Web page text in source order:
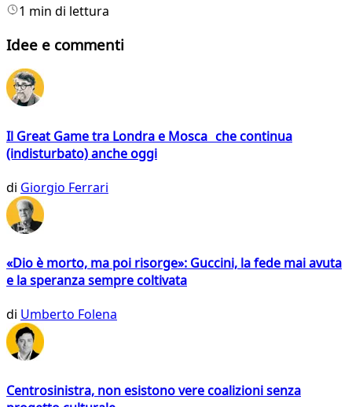
1 min di lettura
Idee e commenti
Il Great Game tra Londra e Mosca che continua
(indisturbato) anche oggi
di Giorgio Ferrari
«Dio è morto, ma poi risorge»: Guccini, la fede mai avuta
e la speranza sempre coltivata
di Umberto Folena
Centrosinistra, non esistono vere coalizioni senza